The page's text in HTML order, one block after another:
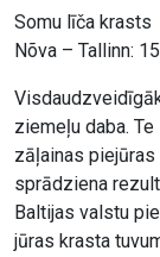
Somu līča krasts
Nõva – Tallinn:
ziemeļu daba.
zāļainas
sprādziena
Baltijas valstu
jūras krasta